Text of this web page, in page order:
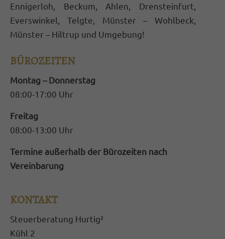
Ennigerloh, Beckum, Ahlen, Drensteinfurt,
Everswinkel, Telgte, Münster – Wohlbeck,
Münster – Hiltrup und Umgebung!
BÜROZEITEN
Montag – Donnerstag
08:00-17:00 Uhr
Freitag
08:00-13:00 Uhr
Termine außerhalb der Bürozeiten nach
Vereinbarung
KONTAKT
Steuerberatung Hurtig²
Kühl 2